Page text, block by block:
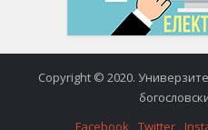
Copyright © 2020.
Facebook
Twitter